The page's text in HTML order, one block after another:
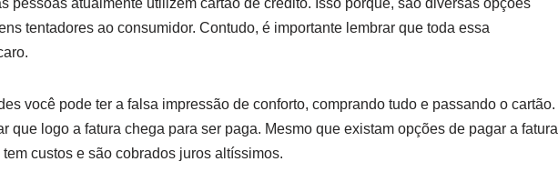
pessoas atualmente utilizem cartão de crédito. Isso porque, são diversas opções
tentadores ao consumidor. Contudo, é importante lembrar que toda essa
você pode ter a falsa impressão de conforto, comprando tudo e passando o cartão.
que logo a fatura chega para ser paga. Mesmo que existam opções de pagar a fatura
custos e são cobrados juros altíssimos.